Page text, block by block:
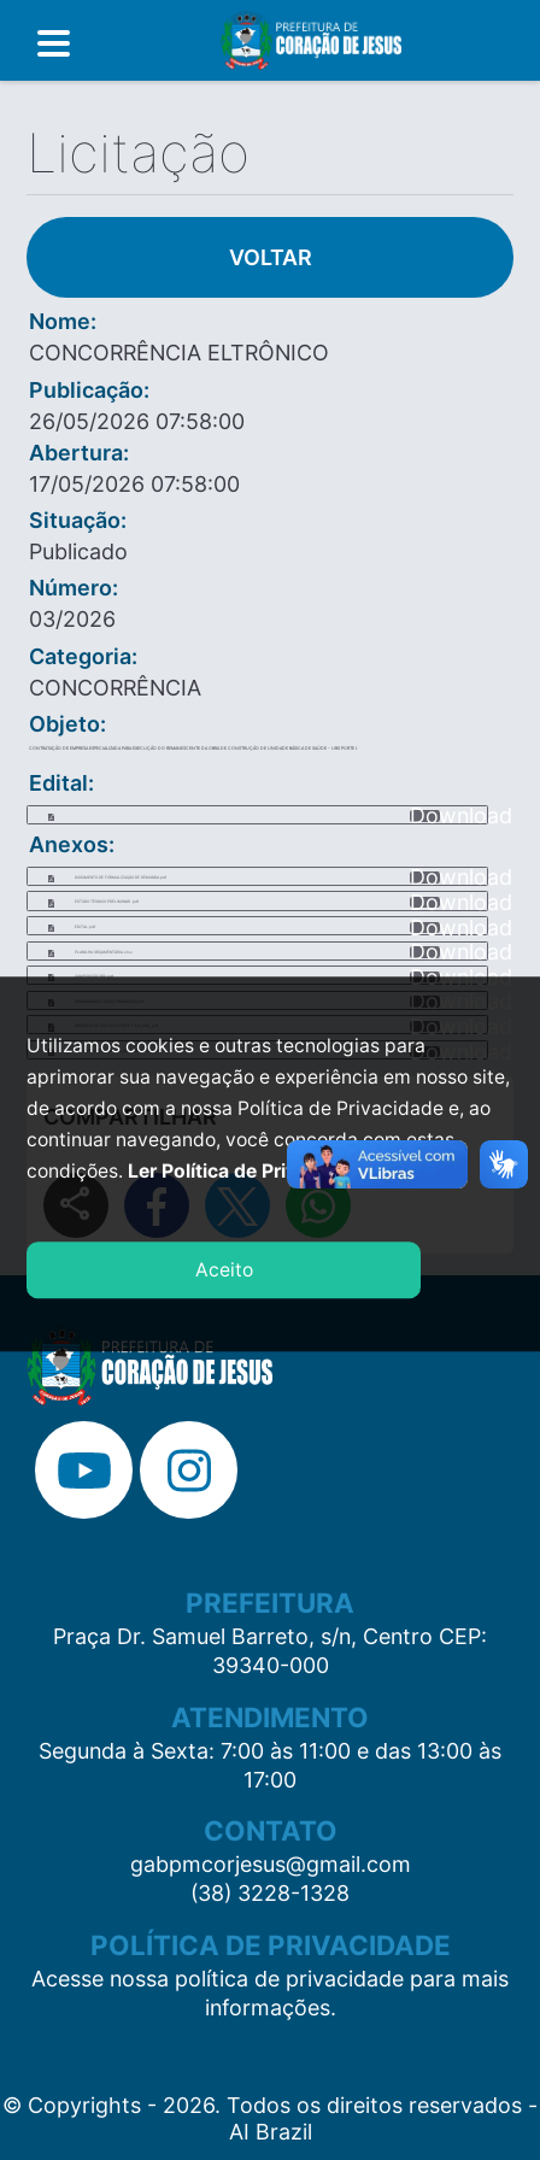
Licitação
VOLTAR
Nome:
CONCORRÊNCIA ELTRÔNICO
Publicação:
26/05/2026 07:58:00
Abertura:
17/05/2026 07:58:00
Situação:
Publicado
Número:
03/2026
Categoria:
CONCORRÊNCIA
Objeto:
CONTRATAÇÃO DE EMPRESA ESPECIALIZADA PARA EXECUÇÃO DO REMANESCENTE DA OBRA DE CONSTRUÇÃO DE UNIDADE BÁSICA DE SAÚDE - UBS PORTE I.
Edital:
Download
Anexos:
DOCUMENTO DE FORMALIZAÇÃO DE DEMANDA.pdf Download
ESTUDO TÉCNICO PRELIMINAR .pdf Download
EDITAL.pdf Download
PLANILHA ORÇAMENTÁRIA.xlsx Download
COMPOSIÇÃO BDI.pdf Download
Download
Download
RELATÓRIO TÉCNICO - MS_UBS PORTE 1.pdf Download
COMPARTILHAR
share
PREFEITURA
Praça Dr. Samuel Barreto, s/n, Centro CEP:
39340-000
ATENDIMENTO
Segunda à Sexta: 7:00 às 11:00 e das 13:00 às
17:00
CONTATO
gabpmcorjesus@gmail.com
(38) 3228-1328
POLÍTICA DE PRIVACIDADE
Acesse nossa política de privacidade para mais
informações.
© Copyrights - 2026. Todos os direitos reservados -
AI Brazil
Utilizamos cookies e outras tecnologias para
aprimorar sua navegação e experiência em nosso site,
de acordo com a nossa Política de Privacidade e, ao
continuar navegando, você concorda com estas
condições. Ler Política de Privacidade.
Aceito